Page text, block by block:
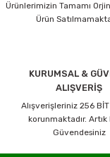
Ürünlerimizin Tamamı
Ürün
KURUMSAL &
ALIŞVERİŞ
Alışverişleriniz 256
korunmaktadır. Artık
Güvendesiniz